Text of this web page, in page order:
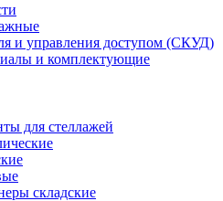
и управления доступом (СКУД)
и комплектующие
для стеллажей
складские